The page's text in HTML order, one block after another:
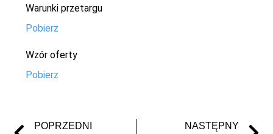
Warunki przetargu
Pobierz
Wzór oferty
Pobierz
POPRZEDNI NASTĘPNY